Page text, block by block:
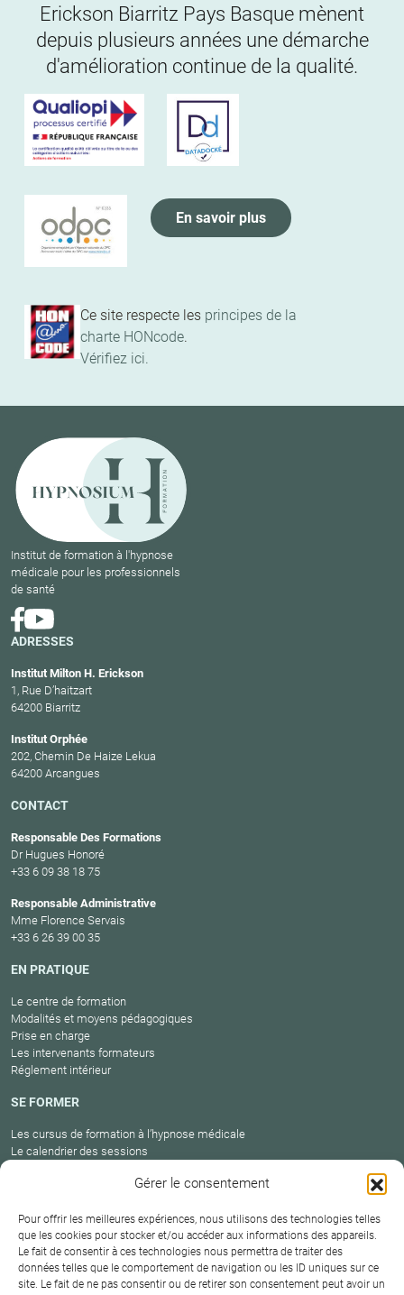
Gérer le consentement
Pour offrir les meilleures expériences, nous utilisons des technologies telles
que les cookies pour stocker et/ou accéder aux informations des appareils.
Le fait de consentir à ces technologies nous permettra de traiter des
données telles que le comportement de navigation ou les ID uniques sur ce
site. Le fait de ne pas consentir ou de retirer son consentement peut avoir un
Erickson Biarritz Pays Basque mènent
depuis plusieurs années une démarche
d'amélioration continue de la qualité.
Ce site respecte les principes de la
charte HONcode.
Vérifiez ici.
En savoir plus
Institut de formation à l'hypnose
médicale pour les professionnels
de santé
ADRESSES
Institut Milton H. Erickson
1, Rue D’haitzart
64200 Biarritz
Institut Orphée
202, Chemin De Haize Lekua
64200 Arcangues
CONTACT
Responsable Des Formations
Dr Hugues Honoré
+33 6 09 38 18 75
Responsable Administrative
Mme Florence Servais
+33 6 26 39 00 35
EN PRATIQUE
Le centre de formation
Modalités et moyens pédagogiques
Prise en charge
Les intervenants formateurs
Réglement intérieur
SE FORMER
Les cursus de formation à l’hypnose médicale
Le calendrier des sessions
Mentions
Conditions
générales de
Plan
Contact
Protection